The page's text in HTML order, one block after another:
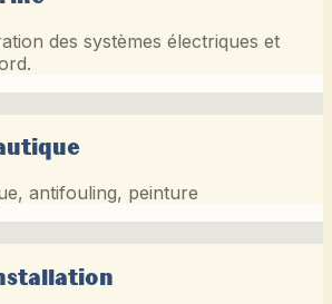
des systèmes électriques et
antifouling, peinture